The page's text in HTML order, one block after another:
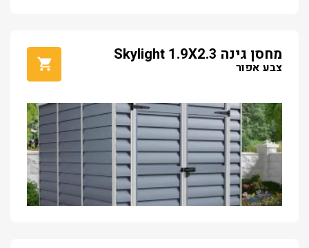
מחסן גינה Skylight 1.9X2.3
צבע אפור